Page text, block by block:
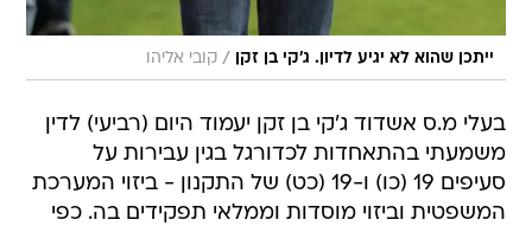
ייתכן שהוא לא יגיע לדיון. ג'קי בן זקן / קובי אליהו
בעלי מ.ס אשדוד ג'קי בן זקן יעמוד היום (רביעי) לדין
משמעתי בהתאחדות לכדורגל בגין עבירות על
סעיפים 19 (כו) ו-19 (כט) של התקנון - ביזוי המערכת
המשפטית וביזוי מוסדות וממלאי תפקידים בה. כפי